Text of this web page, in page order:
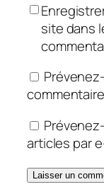
site dans
articles par